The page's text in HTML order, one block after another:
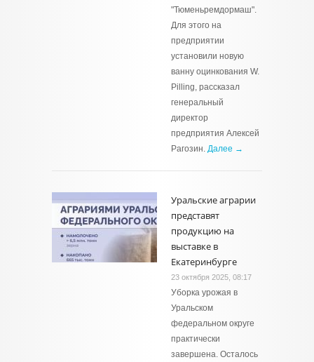
"Тюменьремдормаш".
Для этого на
предприятии
установили новую
ванну оцинкования W.
Pilling, рассказал
генеральный
директор
предприятия Алексей
Рагозин. Далее →
Уральские аграрии
представят
продукцию на
выставке в
Екатеринбурге
23 октября 2025, 08:17
Уборка урожая в
Уральском
федеральном округе
практически
завершена. Осталось